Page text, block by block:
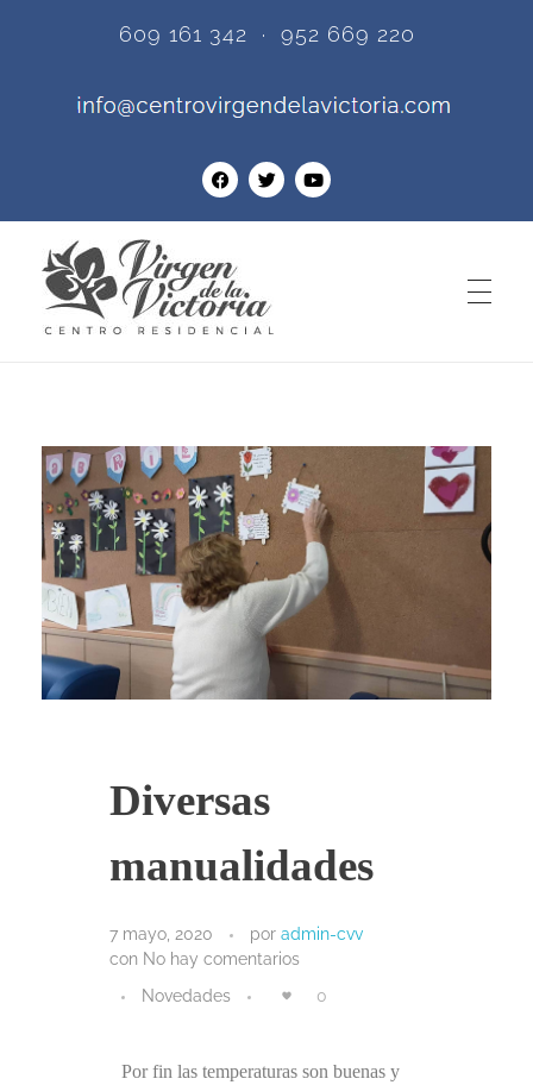
609 161 342 · 952 669 220
Diversas
manualidades
7 mayo, 2020 por admin-cvv
con No hay comentarios
Novedades
0
Por fin las temperaturas son buenas y